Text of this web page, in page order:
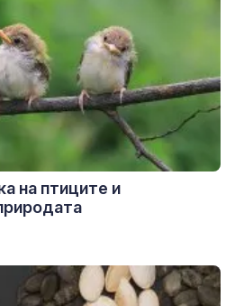
на птиците и